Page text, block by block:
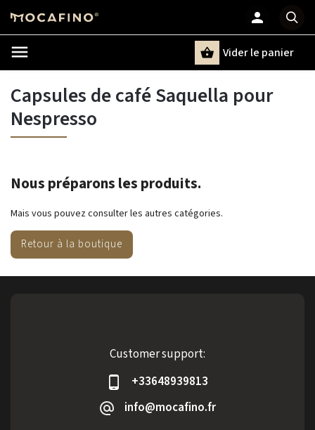
Chercher
Vider le panier
Capsules de café Saquella pour
Nespresso
Nous préparons les produits.
Mais vous pouvez consulter les autres catégories.
Retour à la boutique
Customer support:
+33648939813
info@mocafino.fr